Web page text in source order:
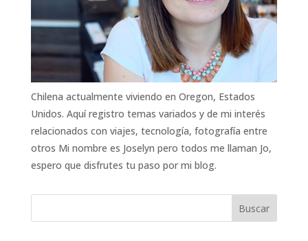
Chilena actualmente viviendo en Oregon, Estados
Unidos. Aquí registro temas variados y de mi interés
relacionados con viajes, tecnología, fotografía entre
otros Mi nombre es Joselyn pero todos me llaman Jo,
espero que disfrutes tu paso por mi blog.